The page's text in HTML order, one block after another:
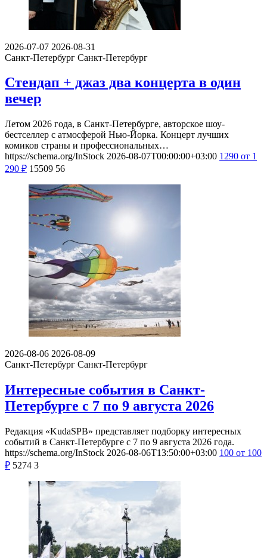
2026-07-07 2026-08-31
Санкт-Петербург Санкт-Петербург
Стендап + джаз два концерта в один
вечер
Летом 2026 года, в Санкт-Петербурге, авторское шоу-
бестселлер с атмосферой Нью-Йорка. Концерт лучших
комиков страны и профессиональных…
https://schema.org/InStock 2026-08-07T00:00:00+03:00 1290 от 1
290 ₽ 15509 56
2026-08-06 2026-08-09
Санкт-Петербург Санкт-Петербург
Интересные события в Санкт-
Петербурге с 7 по 9 августа 2026
Редакция «KudaSPB» представляет подборку интересных
событий в Санкт-Петербурге с 7 по 9 августа 2026 года.
https://schema.org/InStock 2026-08-06T13:50:00+03:00 100 от 100
₽ 5274 3